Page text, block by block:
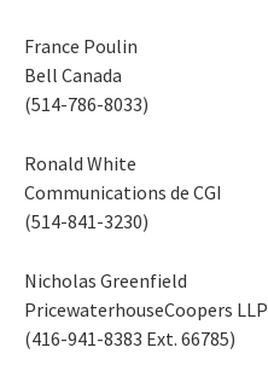
France Poulin
Bell Canada
(514-786-8033)
Ronald White
Communications de CGI
(514-841-3230)
Nicholas Greenfield
PricewaterhouseCoopers LLP
(416-941-8383 Ext. 66785)